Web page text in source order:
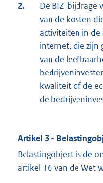
2.
De BIZ-bijdrage
van de kosten
activiteiten in de
internet, die zijn
van de
kwaliteit of de
de
Artikel 3 -
Belastingobject is de
artikel 16 van de Wet